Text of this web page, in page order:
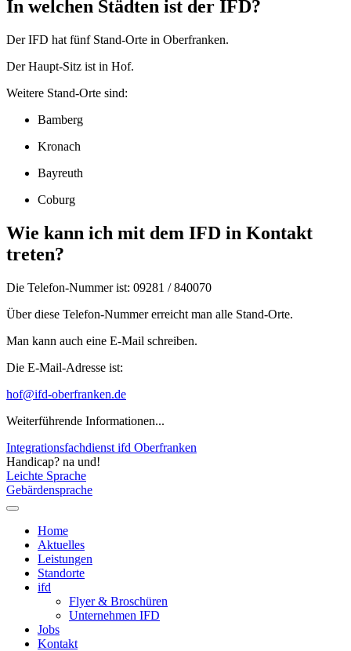
In welchen Städten ist der IFD?
Der IFD hat fünf Stand-Orte in Oberfranken.
Der Haupt-Sitz ist in Hof.
Weitere Stand-Orte sind:
Bamberg
Kronach
Bayreuth
Coburg
Wie kann ich mit dem IFD in Kontakt
treten?
Die Telefon-Nummer ist: 09281 / 840070
Über diese Telefon-Nummer erreicht man alle Stand-Orte.
Man kann auch eine E-Mail schreiben.
Die E-Mail-Adresse ist:
hof@ifd-oberfranken.de
Weiterführende Informationen...
Integrationsfachdienst ifd Oberfranken
Handicap? na und!
Leichte Sprache
Gebärdensprache
Home
Aktuelles
Leistungen
Standorte
ifd
Flyer & Broschüren
Unternehmen IFD
Jobs
Kontakt